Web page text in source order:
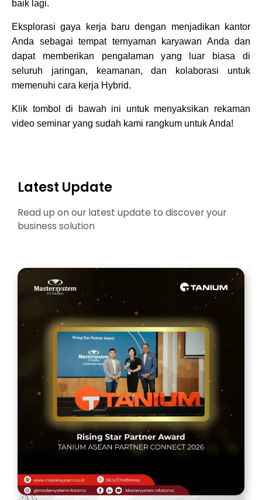
baik lagi.
Eksplorasi gaya kerja baru dengan menjadikan kantor
Anda sebagai tempat ternyaman karyawan Anda dan
dapat memberikan pengalaman yang luar biasa di
seluruh jaringan, keamanan, dan kolaborasi untuk
memenuhi cara kerja Hybrid.
Klik tombol di bawah ini untuk menyaksikan rekaman
video seminar yang sudah kami rangkum untuk Anda!
Latest Update
Read up on our latest update to discover your
business solution